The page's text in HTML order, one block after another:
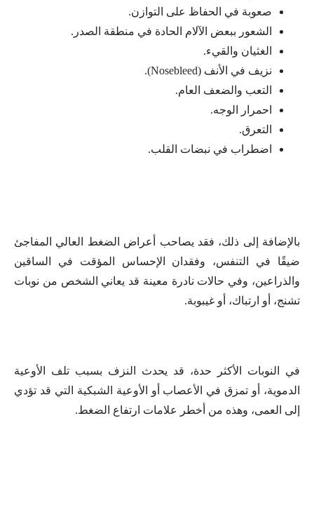
صعوبة في الحفاظ على التوازن.
الشعور ببعض الآلام الحادة في منطقة الصدر.
الغثيان والقيء.
نزيف في الأنف (Nosebleed).
التعب والضعف العام.
احمرار الوجه.
التعرق.
اضطراب في نبضات القلب.
بالإضافة إلى ذلك، فقد يصاحب أعراض الضغط العالي المفاجئ
ضيقًا في التنفس، وفقدان الإحساس المؤقت في الساقين
والذراعين، وفي حالات نادرة معينة قد يعاني الشخص من نوبات
تشنج، أو ارتباك، أو غيبوبة.
في النوبات الأكثر حدة، قد يحدث النزف بسبب تلف الأوعية
الدموية، أو تمزق في الأعصاب أو الأوعية الشبكية التي قد تؤدي
إلى العمى، وهذه من أخطر علامات ارتفاع الضغط.